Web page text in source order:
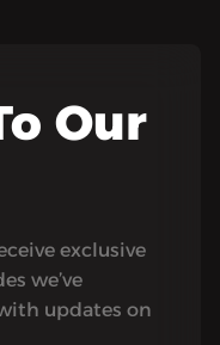
Our
exclusive
we’ve
updates on